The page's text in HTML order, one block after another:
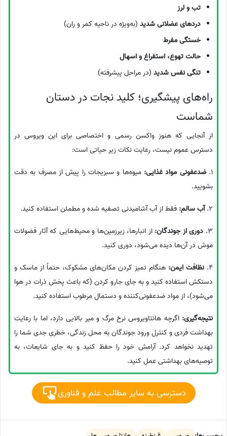
تب و لرز
دردهای عضلانی شدید (به‌ویژه در ناحیه کمر و ران)
خستگی مفرط
حالت تهوع، استفراغ و اسهال
تنگی نفس شدید (در مراحل پیشرفته)
راه‌های پیشگیری؛ کلید نجات در دستان
شماست
از آنجایی که هنوز واکسن رسمی و اختصاصی برای این ویروس در
دسترس عموم نیست، رعایت نکات زیر حیاتی است:
1. ضدعفونی مواد غذایی: میوه‌ها و سبزیجات را پیش از مصرف به دقت
بشویید.
2. آب سالم: فقط از آب آشامیدنی تصفیه شده و مطمئن استفاده کنید.
3. دوری از جوندگان: از انبارها، زیرزمین‌ها و محیط‌هایی که آثار فضولات
موش در آن‌ها دیده می‌شود، دوری کنید.
4. نظافت ایمن: هنگام تمیز کردن مکان‌های مشکوک، حتماً از ماسک و
دستکش استفاده کنید و به جای جارو کردن (که باعث پخش ذرات در هوا
می‌شود)، از مواد ضدعفونی‌کننده و دستمال مرطوب استفاده کنید.
نتیجه‌گیری: اگرچه هانتاویروس نرخ مرگ و میر بالایی دارد، اما با رعایت
بهداشت فردی و کنترل ورود جوندگان به محل زندگی، خطری جدی شما را
تهدید نخواهد کرد. آرامش خود را حفظ کنید و به جای شایعات، به
توصیه‌های بهداشتی عمل کنید.
دسترسی به سایر مطالب علم و فناوری